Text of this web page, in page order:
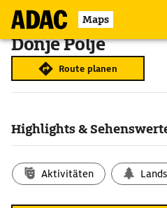
Maps
Donje Polje
Route planen
Highlights &
Aktivitäten